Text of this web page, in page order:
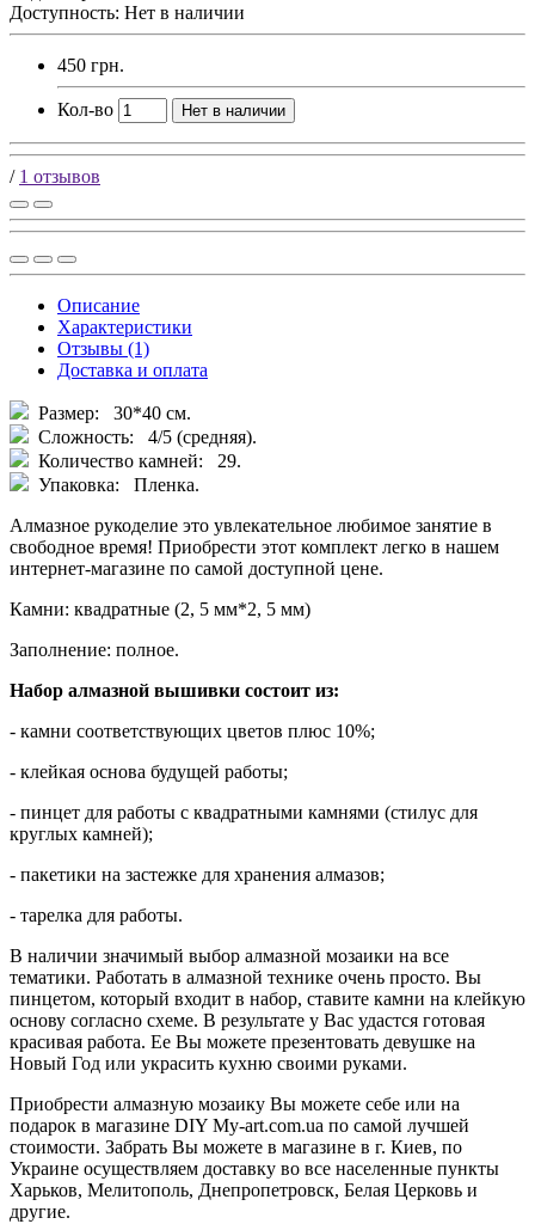
Доступность: Нет в наличии
450 грн.
Кол-во Нет в наличии
/ 1 отзывов
Описание
Характеристики
Отзывы (1)
Доставка и оплата
Размер: 30*40 см.
Сложность: 4/5 (средняя).
Количество камней: 29.
Упаковка: Пленка.
Алмазное рукоделие это увлекательное любимое занятие в
свободное время! Приобрести этот комплект легко в нашем
интернет-магазине по самой доступной цене.
Камни: квадратные (2, 5 мм*2, 5 мм)
Заполнение: полное.
Набор алмазной вышивки состоит из:
- камни соответствующих цветов плюс 10%;
- клейкая основа будущей работы;
- пинцет для работы с квадратными камнями (стилус для
круглых камней);
- пакетики на застежке для хранения алмазов;
- тарелка для работы.
В наличии значимый выбор алмазной мозаики на все
тематики. Работать в алмазной технике очень просто. Вы
пинцетом, который входит в набор, ставите камни на клейкую
основу согласно схеме. В результате у Вас удастся готовая
красивая работа. Ее Вы можете презентовать девушке на
Новый Год или украсить кухню своими руками.
Приобрести алмазную мозаику Вы можете себе или на
подарок в магазине DIY My-art.com.ua по самой лучшей
стоимости. Забрать Вы можете в магазине в г. Киев, по
Украине осуществляем доставку во все населенные пункты
Харьков, Мелитополь, Днепропетровск, Белая Церковь и
другие.